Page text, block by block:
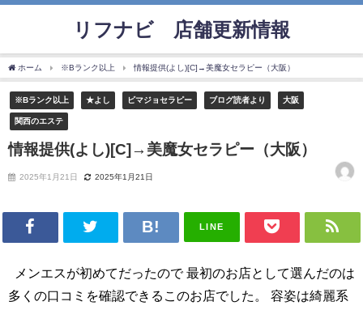
リフナビ®店舗更新情報
ホーム ※Bランク以上 情報提供(よし)[C]→美魔女セラピー（大阪）
※Bランク以上 ★よし ビマジョセラピー ブログ読者より 大阪
関西のエステ
情報提供(よし)[C]→美魔女セラピー（大阪）
2025年1月21日 2025年1月21日
LINE
メンエスが初めてだったので 最初のお店として選んだのは
多くの口コミを確認できるこのお店でした。 容姿は綺麗系